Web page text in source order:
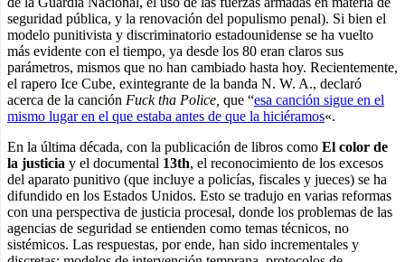
seguridad pública, y la renovación del populismo penal). Si bien el
modelo punitivista y discriminatorio estadounidense se ha vuelto
más evidente con el tiempo, ya desde los 80 eran claros sus
parámetros, mismos que no han cambiado hasta hoy. Recientemente,
el rapero Ice Cube, exintegrante de la banda N. W. A., declaró
acerca de la canción Fuck tha Police, que “esa canción sigue en el
mismo lugar en el que estaba antes de que la hiciéramos«.
En la última década, con la publicación de libros como El color de
la justicia y el documental 13th, el reconocimiento de los excesos
del aparato punitivo (que incluye a policías, fiscales y jueces) se ha
difundido en los Estados Unidos. Esto se tradujo en varias reformas
con una perspectiva de justicia procesal, donde los problemas de las
agencias de seguridad se entienden como temas técnicos, no
sistémicos. Las respuestas, por ende, han sido incrementales y